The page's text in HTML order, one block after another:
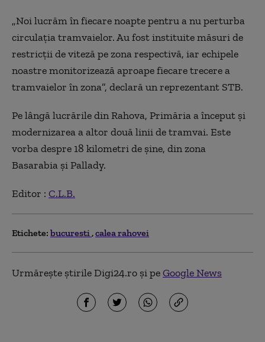
„Noi lucrăm în fiecare noapte pentru a nu perturba
circulația tramvaielor. Au fost instituite măsuri de
restricții de viteză pe zona respectivă, iar echipele
noastre monitorizează aproape fiecare trecere a
tramvaielor în zona”, declară un reprezentant STB.
Pe lângă lucrările din Rahova, Primăria a început și
modernizarea a altor două linii de tramvai. Este
vorba despre 18 kilometri de șine, din zona
Basarabia și Pallady.
Editor : C.L.B.
Etichete: bucuresti calea rahovei
Urmărește știrile Digi24.ro și peGoogle News